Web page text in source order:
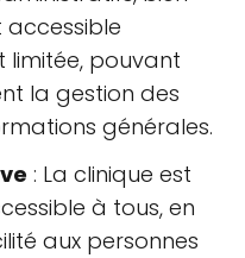
limitée, pouvant
la gestion des
générales.
: La clinique est
à tous, en
aux personnes